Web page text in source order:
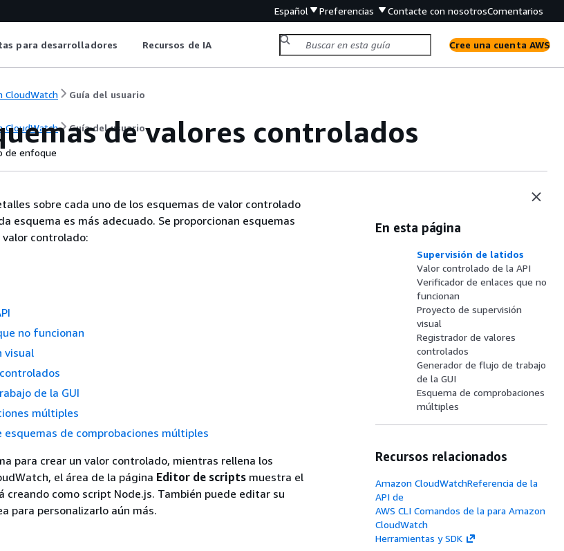
Español Preferencias Contacte con nosotrosComentarios
para desarrolladores Recursos de IA Cree una cuenta AWS
CloudWatch Guía del usuario
CloudWatch Guía del usuariode valores controlados
de enfoque
sobre cada uno de los esquemas de valor controlado
esquema es más adecuado. Se proporcionan esquemas
controlado:
no funcionan
visual
de la GUI
múltiples
esquemas de comprobaciones múltiples
para crear un valor controlado, mientras rellena los
el área de la página Editor de scripts muestra el
creando como script Node.js. También puede editar su
para personalizarlo aún más.
En esta página
Supervisión de latidos
Valor controlado de la API
Verificador de enlaces que no
funcionan
Proyecto de supervisión
visual
Registrador de valores
controlados
Generador de flujo de trabajo
de la GUI
Esquema de comprobaciones
múltiples
Recursos relacionados
Amazon CloudWatchReferencia de la
API de
AWS CLI Comandos de la para Amazon
CloudWatch
Herramientas y SDK